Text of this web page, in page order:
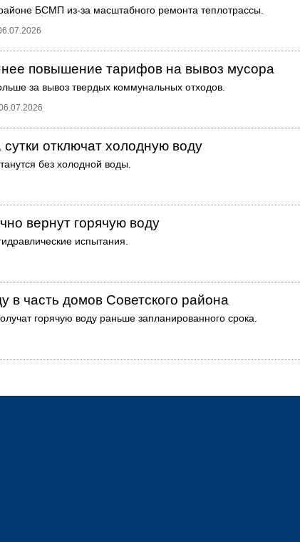
БСМП из-за масштабного ремонта теплотрассы.
повышение тарифов на вывоз мусора
за вывоз твердых коммунальных отходов.
отключат холодную воду
без холодной воды.
вернут горячую воду
испытания.
в часть домов Советского района
горячую воду раньше запланированного срока.